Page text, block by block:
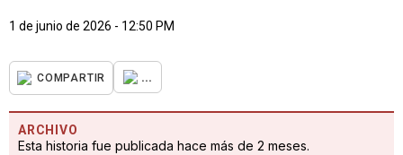
1 de junio de 2026 - 12:50 PM
COMPARTIR ...
ARCHIVO
Esta historia fue publicada hace más de 2 meses.